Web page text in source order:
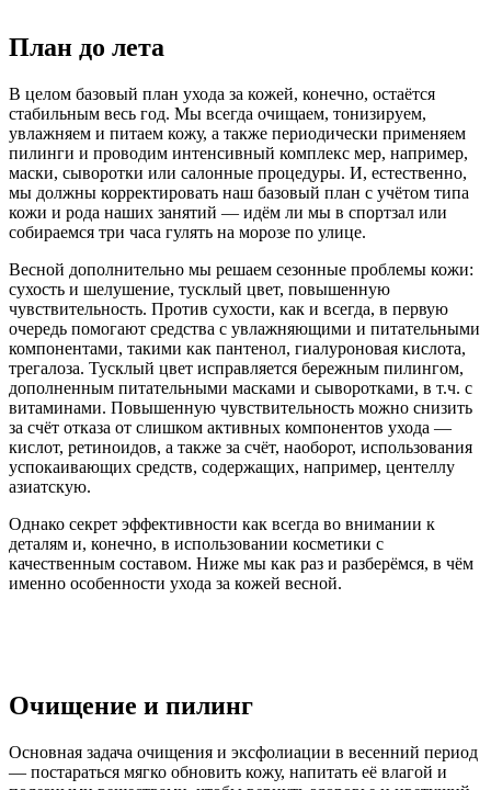
План до лета
В целом базовый план ухода за кожей, конечно, остаётся
стабильным весь год. Мы всегда очищаем, тонизируем,
увлажняем и питаем кожу, а также периодически применяем
пилинги и проводим интенсивный комплекс мер, например,
маски, сыворотки или салонные процедуры. И, естественно,
мы должны корректировать наш базовый план с учётом типа
кожи и рода наших занятий — идём ли мы в спортзал или
собираемся три часа гулять на морозе по улице.
Весной дополнительно мы решаем сезонные проблемы кожи:
сухость и шелушение, тусклый цвет, повышенную
чувствительность. Против сухости, как и всегда, в первую
очередь помогают средства с увлажняющими и питательными
компонентами, такими как пантенол, гиалуроновая кислота,
трегалоза. Тусклый цвет исправляется бережным пилингом,
дополненным питательными масками и сыворотками, в т.ч. с
витаминами. Повышенную чувствительность можно снизить
за счёт отказа от слишком активных компонентов ухода —
кислот, ретиноидов, а также за счёт, наоборот, использования
успокаивающих средств, содержащих, например, центеллу
азиатскую.
Однако секрет эффективности как всегда во внимании к
деталям и, конечно, в использовании косметики с
качественным составом. Ниже мы как раз и разберёмся, в чём
именно особенности ухода за кожей весной.
Очищение и пилинг
Основная задача очищения и эксфолиации в весенний период
— постараться мягко обновить кожу, напитать её влагой и